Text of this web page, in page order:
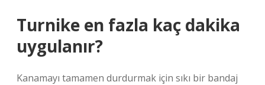
Turnike en fazla kaç dakika
uygulanır?
Kanamayı tamamen durdurmak için sıkı bir bandaj